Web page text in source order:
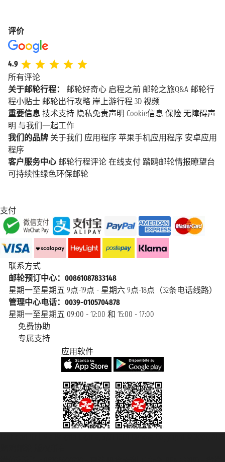
评价
4.9
所有评论
关于邮轮行程：
邮轮好奇心 启程之前 邮轮之旅Q&A 邮轮行
程小贴士 邮轮出行攻略 岸上游行程 3D 视频
重要信息 技术支持 隐私免责声明 Cookie信息 保险 无障碍声
明 与我们一起工作
我们的品牌 关于我们 应用程序 苹果手机应用程序 安卓应用
程序
客户服务中心 邮轮行程评论 在线支付 踏鸥邮轮情报瞭望台
可持续性绿色环保邮轮
支付
联系方式
邮轮预订中心：00861087833148
星期一至星期五 9点-19点 - 星期六 9点-18点（32条电话线路）
管理中心电话：0039-0105704878
星期一至星期五 09:00 - 12:00 和 15:00 - 17:00
免费协助
专属支持
应用软件